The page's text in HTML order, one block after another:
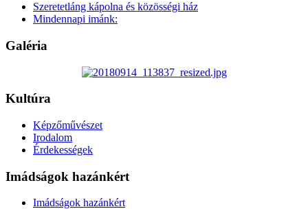
Szeretetláng kápolna és közösségi ház
Mindennapi imánk:
Galéria
Kultúra
Képzőművészet
Irodalom
Érdekességek
Imádságok hazánkért
Imádságok hazánkért